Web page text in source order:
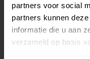
partners voor social
partners kunnen
informatie die u aan
verzameld op basis